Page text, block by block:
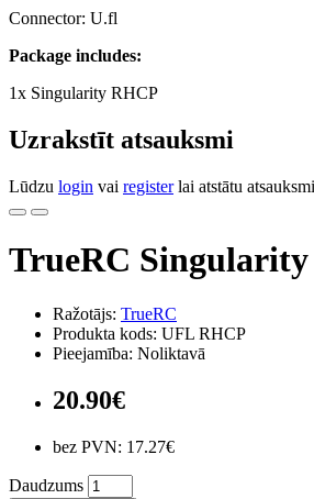
Connector: U.fl
Package includes:
1x Singularity RHCP
Uzrakstīt atsauksmi
Lūdzu login vai registerlai atstātu atsauksmi
TrueRC
Ražotājs: TrueRC
Produkta kods: UFL RHCP
Pieejamība: Noliktavā
20.90€
bez PVN: 17.27€
Daudzums